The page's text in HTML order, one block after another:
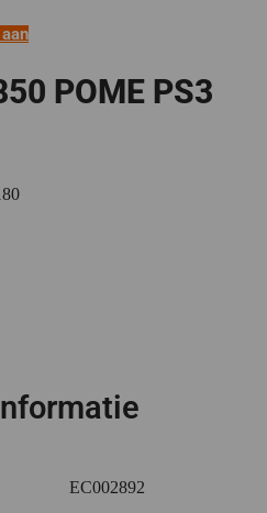
POME PS3
EC002892